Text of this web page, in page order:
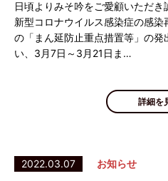
日頃よりみそ吟をご愛顧いただき
新型コロナウイルス感染症の感
の「まん延防止重点措置等」の
い、3月7日～3月21日ま…
詳細を
2022.03.07 お知らせ